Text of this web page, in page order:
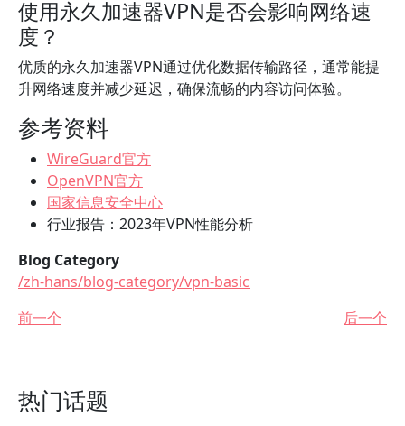
使用永久加速器VPN是否会影响网络速
度？
优质的永久加速器VPN通过优化数据传输路径，通常能提
升网络速度并减少延迟，确保流畅的内容访问体验。
参考资料
WireGuard官方
OpenVPN官方
国家信息安全中心
行业报告：2023年VPN性能分析
Blog Category
/zh-hans/blog-category/vpn-basic
前一个
后一个
热门话题